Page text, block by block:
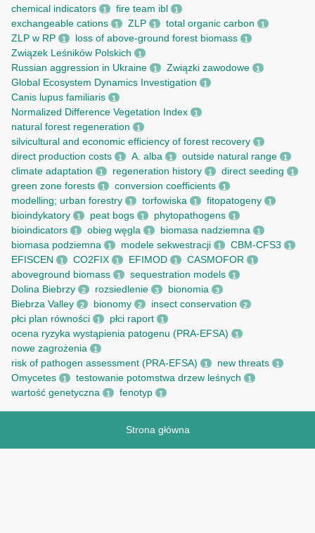
chemical indicators 1 fire team ibl 1
exchangeable cations 1 ZLP 1 total organic carbon 1
ZLP w RP 1 loss of above-ground forest biomass 1
Związek Leśników Polskich 1
Russian aggression in Ukraine 1 Związki zawodowe 1
Global Ecosystem Dynamics Investigation 1
Canis lupus familiaris 1
Normalized Difference Vegetation Index 1
natural forest regeneration 1
silvicultural and economic efficiency of forest recovery 1
direct production costs 1 A. alba 1 outside natural range 1
climate adaptation 1 regeneration history 1 direct seeding 1
green zone forests 1 conversion coefficients 1
modelling; urban forestry 1 torfowiska 1 fitopatogeny 1
bioindykatory 1 peat bogs 1 phytopathogens 1
bioindicators 1 obieg węgla 1 biomasa nadziemna 1
biomasa podziemna 1 modele sekwestracji 1 CBM-CFS3 1
EFISCEN 1 CO2FIX 1 EFIMOD 1 CASMOFOR 1
aboveground biomass 1 sequestration models 1
Dolina Biebrzy 2 rozsiedlenie 3 bionomia 3
Biebrza Valley 2 bionomy 2 insect conservation 2
płci plan równości 1 płci raport 1
ocena ryzyka wystąpienia patogenu (PRA-EFSA) 1
nowe zagrożenia 1
risk of pathogen assessment (PRA-EFSA) 1 new threats 1
Omycetes 1 testowanie potomstwa drzew leśnych 1
wartość genetyczna 1 fenotyp 1
Strona główna